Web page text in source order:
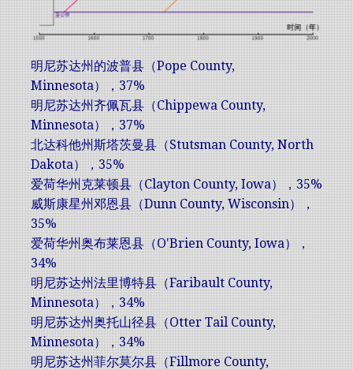
明尼苏达州的波普县（Pope County,
Minnesota），37%
明尼苏达州齐佩瓦县（Chippewa County,
Minnesota），37%
北达科他州斯塔茨曼县（Stutsman County, North
Dakota），35%
爱荷华州克莱顿县（Clayton County, Iowa），35%
威斯康星州邓恩县（Dunn County, Wisconsin），
35%
爱荷华州奥布莱恩县（O'Brien County, Iowa），
34%
明尼苏达州法里博特县（Faribault County,
Minnesota），34%
明尼苏达州奥托山径县（Otter Tail County,
Minnesota），34%
明尼苏达州菲尔莫尔县（Fillmore County,